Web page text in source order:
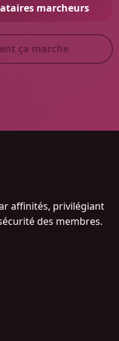
marcheurs
ça marche
affinités, privilégiant
des membres.